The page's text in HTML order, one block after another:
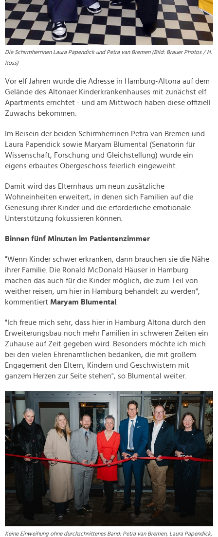
Die Schirmherrinen Laura Papendick und Petra van Bremen (Bild: Brauer Photos / H.
Ross)
Vor elf Jahren wurde die Adresse in Hamburg-Altona auf dem
Gelände des Altonaer Kinderkrankenhauses mit zunächst elf
Apartments errichtet - und am Mittwoch haben diese offiziell
Zuwachs bekommen:
Im Beisein der beiden Schirmherrinen Petra van Bremen und
Laura Papendick sowie Maryam Blumental (Senatorin für
Wissenschaft, Forschung und Gleichstellung) wurde ein
eigens erbautes Obergeschoss feierlich eingeweiht.
Damit wird das Elternhaus um neun zusätzliche
Wohneinheiten erweitert, in denen sich Familien auf die
Genesung ihrer Kinder und die erforderliche emotionale
Unterstützung fokussieren können.
Binnen fünf Minuten im Patientenzimmer
"Wenn Kinder schwer erkranken, dann brauchen sie die Nähe
ihrer Familie. Die Ronald McDonald Häuser in Hamburg
machen das auch für die Kinder möglich, die zum Teil von
weither reisen, um hier in Hamburg behandelt zu werden",
kommentiert Maryam Blumental
"Ich freue mich sehr, dass hier in Hamburg Altona durch den
Erweiterungsbau noch mehr Familien in schweren Zeiten ein
Zuhause auf Zeit gegeben wird. Besonders möchte ich mich
bei den vielen Ehrenamtlichen bedanken, die mit großem
Engagement den Eltern, Kindern und Geschwistern mit
ganzem Herzen zur Seite stehen", so Blumental weiter.
Keine Einweihung ohne durchschnittenes Band: Petra van Bremen, Laura Papendick,